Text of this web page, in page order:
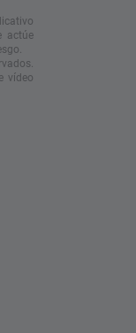
actúe
vídeo